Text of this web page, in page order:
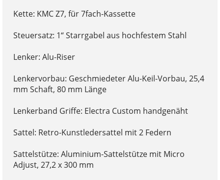
Kette: KMC Z7, für 7fach-Kassette
Steuersatz: 1“ Starrgabel aus hochfestem Stahl
Lenker: Alu-Riser
Lenkervorbau: Geschmiedeter Alu-Keil-Vorbau, 25,4
mm Schaft, 80 mm Länge
Lenkerband Griffe: Electra Custom handgenäht
Sattel: Retro-Kunstledersattel mit 2 Federn
Sattelstütze: Aluminium-Sattelstütze mit Micro
Adjust, 27,2 x 300 mm